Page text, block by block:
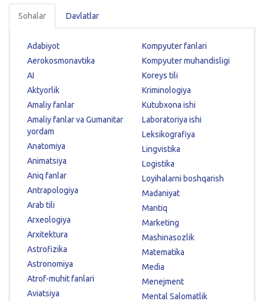
Sohalar Davlatlar
Adabiyot
Aerokosmonavtika
AI
Aktyorlik
Amaliy fanlar
Amaliy fanlar va Gumanitar
yordam
Anatomiya
Animatsiya
Aniq fanlar
Antrapologiya
Arab tili
Arxeologiya
Arxitektura
Astrofizika
Astronomiya
Atrof-muhit fanlari
Aviatsiya
Kompyuter fanlari
Kompyuter muhandisligi
Koreys tili
Kriminologiya
Kutubxona ishi
Laboratoriya ishi
Leksikografiya
Lingvistika
Logistika
Loyihalarni boshqarish
Madaniyat
Mantiq
Marketing
Mashinasozlik
Matematika
Media
Menejment
Mental Salomatlik